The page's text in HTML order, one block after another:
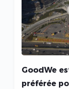
GoodWe
préférée